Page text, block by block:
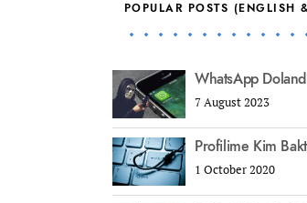
POPULAR POSTS (ENGLISH
WhatsApp
7 August 2023
Profilime Kim
1 October 2020